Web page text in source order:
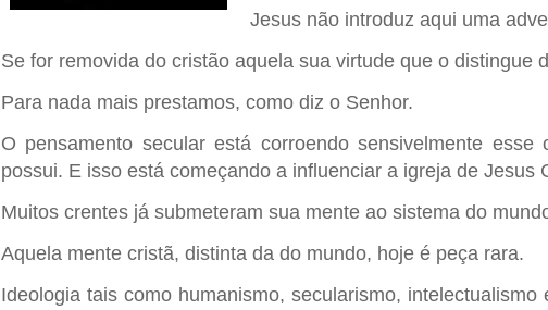
Jesus não introduz aqui uma
Se for removida do cristão aquela sua virtude que o distingue
Para nada mais prestamos, como diz o Senhor.
O pensamento secular está corroendo sensivelmente
possui. E isso está começando a influenciar a igreja de Jesus
Muitos crentes já submeteram sua mente ao sistema do
Aquela mente cristã, distinta da do mundo, hoje é peça rara.
Ideologia tais como humanismo, secularismo,